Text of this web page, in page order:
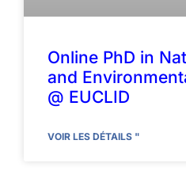
Online PhD in
and
@ EUCLID
VOIR LES DÉTAILS "